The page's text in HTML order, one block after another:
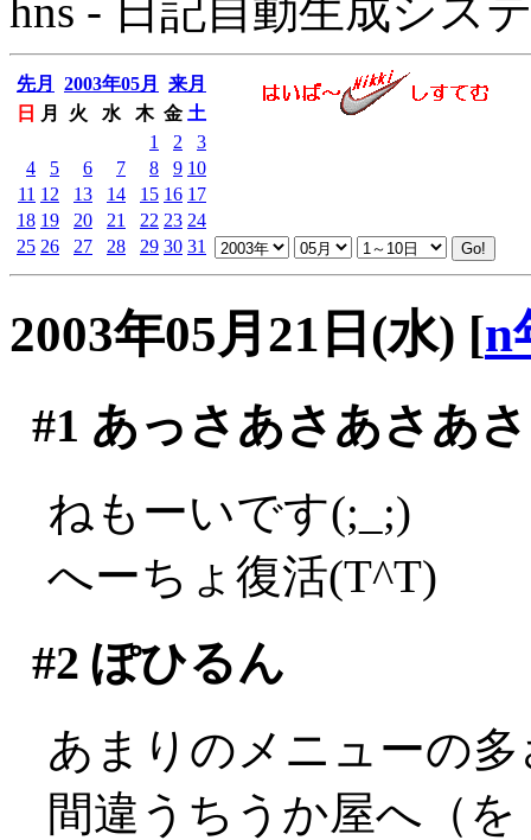
hns - 日記自動生成シス
先月 2003年05月
来月
日
月 火 水 木 金 土
1
2
3
4
5 6 7 8 9 10
11 12 13 14 15 16 17
18 19 20 21 22 23 24
25 26 27 28 29 30 31
2003年05月21日(水) [n
#1 あっさあさあさあ
ねもーいです(;_;)
へーちょ復活(T^T)
#2 ぽひるん
あまりのメニューの
間違うちうか屋へ（を